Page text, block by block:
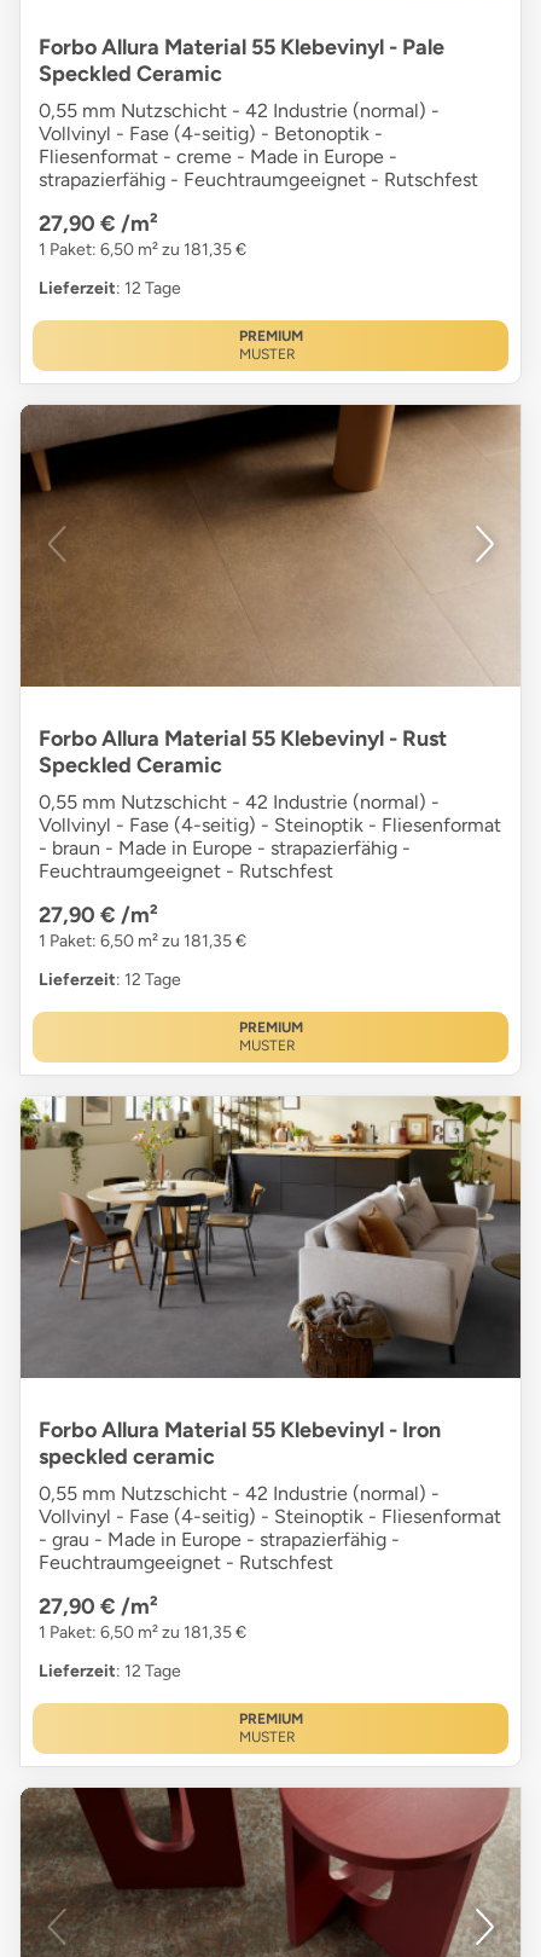
Forbo Allura Material 55 Klebevinyl - Pale
Speckled Ceramic
0,55 mm Nutzschicht - 42 Industrie (normal) -
Vollvinyl - Fase (4-seitig) - Betonoptik -
Fliesenformat - creme - Made in Europe -
strapazierfähig - Feuchtraumgeeignet - Rutschfest
27,90 € /m²
1 Paket: 6,50 m² zu 181,35 €
Lieferzeit: 12 Tage
PREMIUM
MUSTER
Forbo Allura Material 55 Klebevinyl - Rust
Speckled Ceramic
0,55 mm Nutzschicht - 42 Industrie (normal) -
Vollvinyl - Fase (4-seitig) - Steinoptik - Fliesenformat
- braun - Made in Europe - strapazierfähig -
Feuchtraumgeeignet - Rutschfest
27,90 € /m²
1 Paket: 6,50 m² zu 181,35 €
Lieferzeit: 12 Tage
PREMIUM
MUSTER
Forbo Allura Material 55 Klebevinyl - Iron
speckled ceramic
0,55 mm Nutzschicht - 42 Industrie (normal) -
Vollvinyl - Fase (4-seitig) - Steinoptik - Fliesenformat
- grau - Made in Europe - strapazierfähig -
Feuchtraumgeeignet - Rutschfest
27,90 € /m²
1 Paket: 6,50 m² zu 181,35 €
Lieferzeit: 12 Tage
PREMIUM
MUSTER